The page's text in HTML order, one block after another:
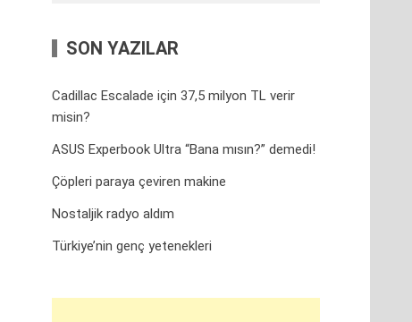
SON YAZILAR
Cadillac Escalade için 37,5 milyon TL verir
misin?
ASUS Experbook Ultra “Bana mısın?” demedi!
Çöpleri paraya çeviren makine
Nostaljik radyo aldım
Türkiye’nin genç yetenekleri